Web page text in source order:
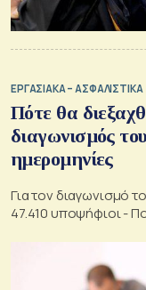
ΕΡΓΑΣΙΑΚΑ – ΑΣΦΑΛΙΣΤΙΚΑ
Πότε θα
διαγωνισμός
ημερομηνίες
Για τον διαγωνισμό
47.410 υποψήφιοι -